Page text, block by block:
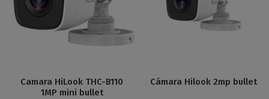
Camara HiLook THC-B110
1MP mini bullet
Cámara Hilook 2mp bullet